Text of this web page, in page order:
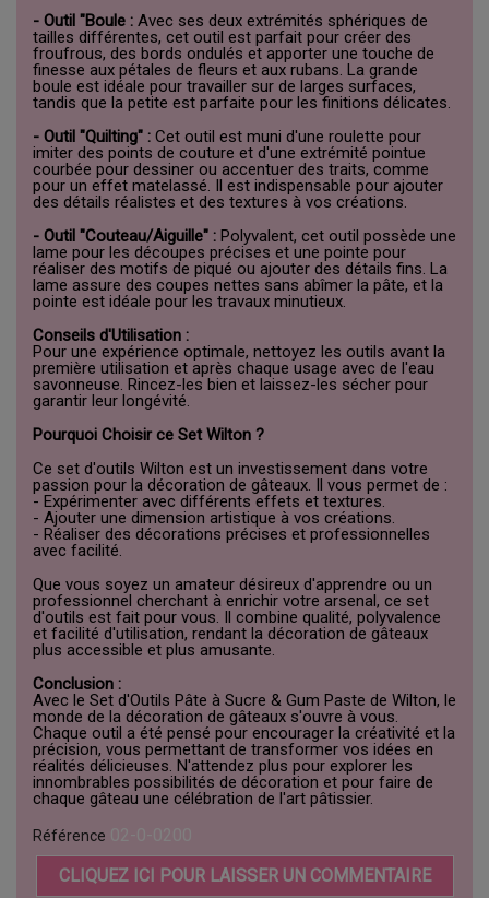
- Outil "Boule : Avec ses deux extrémités sphériques de
tailles différentes, cet outil est parfait pour créer des
froufrous, des bords ondulés et apporter une touche de
finesse aux pétales de fleurs et aux rubans. La grande
boule est idéale pour travailler sur de larges surfaces,
tandis que la petite est parfaite pour les finitions délicates.
- Outil "Quilting" : Cet outil est muni d'une roulette pour
imiter des points de couture et d'une extrémité pointue
courbée pour dessiner ou accentuer des traits, comme
pour un effet matelassé. Il est indispensable pour ajouter
des détails réalistes et des textures à vos créations.
- Outil "Couteau/Aiguille" : Polyvalent, cet outil possède une
lame pour les découpes précises et une pointe pour
réaliser des motifs de piqué ou ajouter des détails fins. La
lame assure des coupes nettes sans abîmer la pâte, et la
pointe est idéale pour les travaux minutieux.
Conseils d'Utilisation :
Pour une expérience optimale, nettoyez les outils avant la
première utilisation et après chaque usage avec de l'eau
savonneuse. Rincez-les bien et laissez-les sécher pour
garantir leur longévité.
Pourquoi Choisir ce Set Wilton ?
Ce set d'outils Wilton est un investissement dans votre
passion pour la décoration de gâteaux. Il vous permet de :
- Expérimenter avec différents effets et textures.
- Ajouter une dimension artistique à vos créations.
- Réaliser des décorations précises et professionnelles
avec facilité.
Que vous soyez un amateur désireux d'apprendre ou un
professionnel cherchant à enrichir votre arsenal, ce set
d'outils est fait pour vous. Il combine qualité, polyvalence
et facilité d'utilisation, rendant la décoration de gâteaux
plus accessible et plus amusante.
Conclusion :
Avec le Set d'Outils Pâte à Sucre & Gum Paste de Wilton, le
monde de la décoration de gâteaux s'ouvre à vous.
Chaque outil a été pensé pour encourager la créativité et la
précision, vous permettant de transformer vos idées en
réalités délicieuses. N'attendez plus pour explorer les
innombrables possibilités de décoration et pour faire de
chaque gâteau une célébration de l'art pâtissier.
Référence
CLIQUEZ ICI POUR LAISSER UN COMMENTAIRE